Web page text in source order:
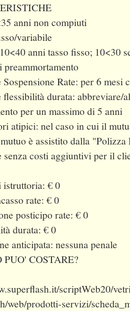
anni non compiuti
variabile
anni tasso fisso; 10<30
preammortamento
Sospensione Rate: per 6 mesi
flessibilità durata: abbreviare/
per un massimo di 5 anni
atipici: nel caso in cui il
è assistito dalla
senza costi aggiuntivi per il
istruttoria: € 0
rate: € 0
posticipo rate: € 0
durata: € 0
anticipata: nessuna penale
COSTARE?
scriptWeb20/
web/prodotti-servizi/